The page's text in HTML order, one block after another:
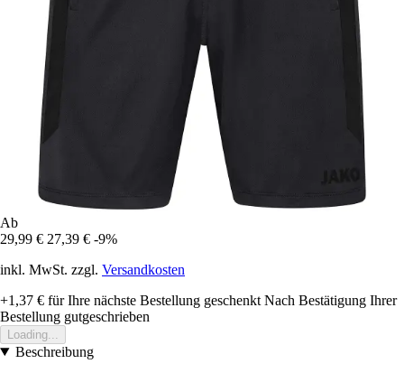
Ab
29,99 € 27,39 € -9%
inkl. MwSt. zzgl. Versandkosten
+1,37 € für Ihre nächste Bestellung geschenkt Nach Bestätigung Ihrer
Bestellung gutgeschrieben
Loading...
Beschreibung